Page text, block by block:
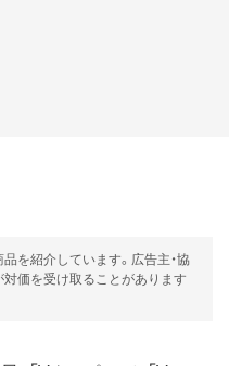
を紹介しています。広告主・協
対価を受け取ることがあります